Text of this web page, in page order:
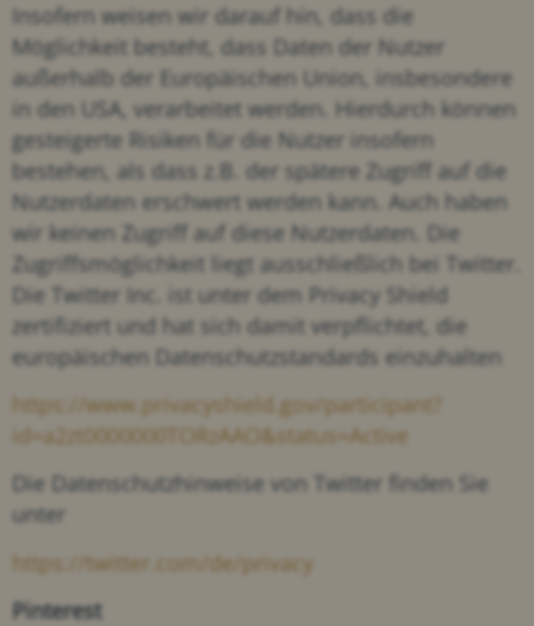
Insofern weisen wir darauf hin, dass die
Möglichkeit besteht, dass Daten der Nutzer
außerhalb der Europäischen Union, insbesondere
in den USA, verarbeitet werden. Hierdurch können
gesteigerte Risiken für die Nutzer insofern
bestehen, als dass z.B. der spätere Zugriff auf die
Nutzerdaten erschwert werden kann. Auch haben
wir keinen Zugriff auf diese Nutzerdaten. Die
Zugriffsmöglichkeit liegt ausschließlich bei Twitter.
Die Twitter Inc. ist unter dem Privacy Shield
zertifiziert und hat sich damit verpflichtet, die
europäischen Datenschutzstandards einzuhalten
https://www.privacyshield.gov/participant?
id=a2zt0000000TORzAAO&status=Active
Die Datenschutzhinweise von Twitter finden Sie
unter
https://twitter.com/de/privacy
Pinterest